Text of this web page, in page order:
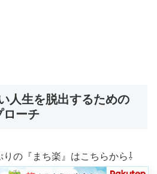
人生を脱出するための
ローチ
りの『まち楽』はこちらから⇩